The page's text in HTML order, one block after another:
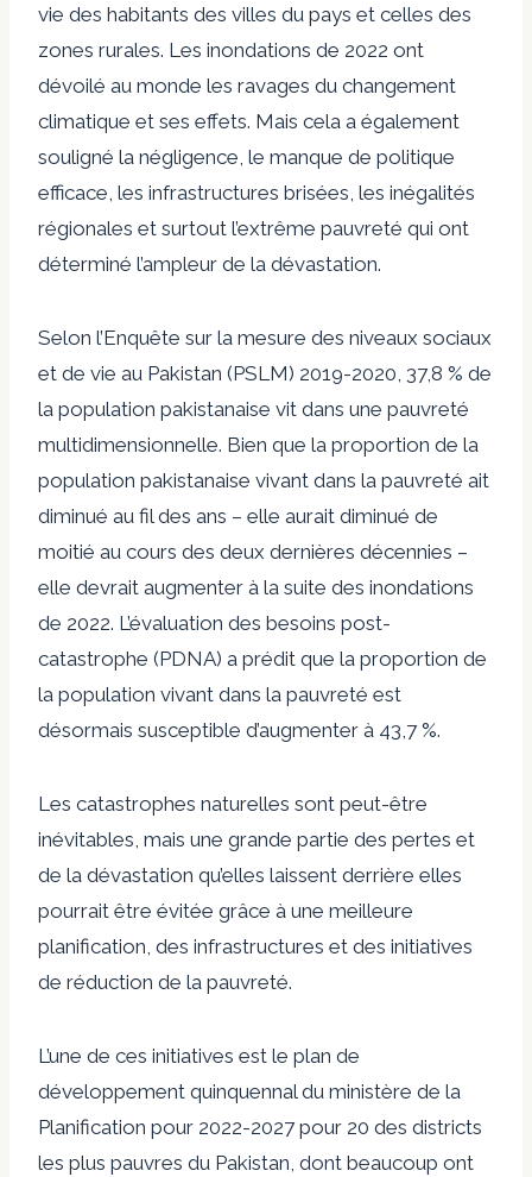
vie des habitants des villes du pays et celles des
zones rurales. Les inondations de 2022 ont
dévoilé au monde les ravages du changement
climatique et ses effets. Mais cela a également
souligné la négligence, le manque de politique
efficace, les infrastructures brisées, les inégalités
régionales et surtout l’extrême pauvreté qui ont
déterminé l’ampleur de la dévastation.
Selon l’Enquête sur la mesure des niveaux sociaux
et de vie au Pakistan (PSLM) 2019-2020, 37,8 % de
la population pakistanaise vit dans une pauvreté
multidimensionnelle. Bien que la proportion de la
population pakistanaise vivant dans la pauvreté ait
diminué au fil des ans – elle aurait diminué de
moitié au cours des deux dernières décennies –
elle devrait augmenter à la suite des inondations
de 2022. L’évaluation des besoins post-
catastrophe (PDNA) a prédit que la proportion de
la population vivant dans la pauvreté est
désormais susceptible d’augmenter à 43,7 %.
Les catastrophes naturelles sont peut-être
inévitables, mais une grande partie des pertes et
de la dévastation qu’elles laissent derrière elles
pourrait être évitée grâce à une meilleure
planification, des infrastructures et des initiatives
de réduction de la pauvreté.
L’une de ces initiatives est le plan de
développement quinquennal du ministère de la
Planification pour 2022-2027 pour 20 des districts
les plus pauvres du Pakistan, dont beaucoup ont